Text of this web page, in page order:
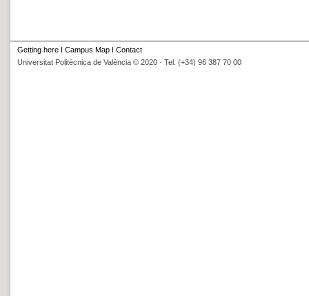
Getting here I Campus Map I Contact
Universitat Politècnica de València © 2020 · Tel. (+34) 96 387 70 00